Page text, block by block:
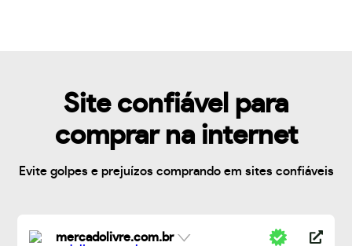
Site confiável para
comprar na internet
Evite golpes e prejuízos comprando em sites confiáveis
mercadolivre.com.br